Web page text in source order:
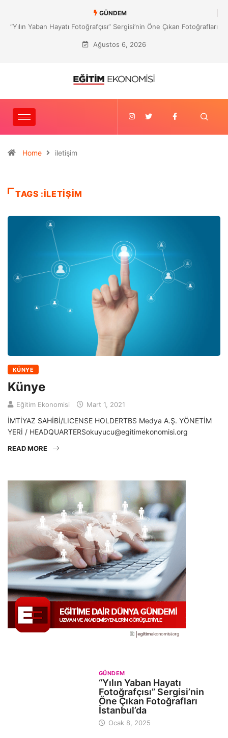
GÜNDEM
Yaban Hayatı Fotoğrafçısı” Sergisi’nin Öne Çıkan Fotoğrafları
İstanbul’da
Ağustos 6, 2026
Home iletişim
TAGS :ILETIŞIM
KÜNYE
Künye
Eğitim Ekonomisi Mart 1, 2021
İMTİYAZ SAHİBİ/LICENSE HOLDERTBS Medya A.Ş. YÖNETİM
YERİ / HEADQUARTERSokuyucu@egitimekonomisi.org
READ MORE
GÜNDEM
“Yılın Yaban Hayatı
Fotoğrafçısı” Sergisi’nin
Öne Çıkan Fotoğrafları
İstanbul’da
Ocak 8, 2025